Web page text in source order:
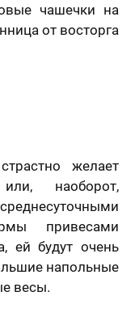
чашечки на
от восторга
желает
наоборот,
привесами
ей будут очень
напольные
весы.